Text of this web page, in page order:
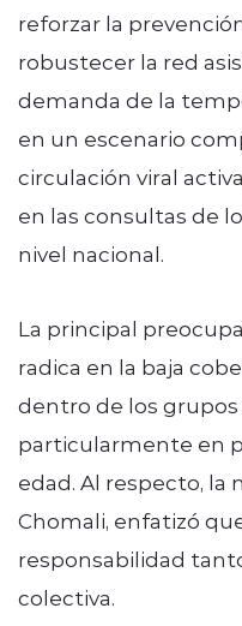
reforzar la
robustecer la red
demanda de la
en un escenario
circulación viral
en las consultas de
nivel nacional.
La principal
radica en la baja
dentro de los grupos
particularmente en
edad. Al respecto, la
Chomali, enfatizó
responsabilidad
colectiva.